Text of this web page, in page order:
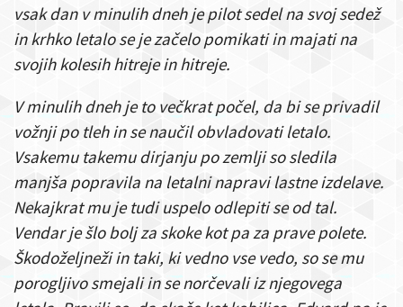
vsak dan v minulih dneh je pilot sedel na svoj sedež
in krhko letalo se je začelo pomikati in majati na
svojih kolesih hitreje in hitreje.
V minulih dneh je to večkrat počel, da bi se privadil
vožnji po tleh in se naučil obvladovati letalo.
Vsakemu takemu dirjanju po zemlji so sledila
manjša popravila na letalni napravi lastne izdelave.
Nekajkrat mu je tudi uspelo odlepiti se od tal.
Vendar je šlo bolj za skoke kot pa za prave polete.
Škodoželjneži in taki, ki vedno vse vedo, so se mu
porogljivo smejali in se norčevali iz njegovega